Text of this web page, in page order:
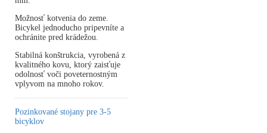
Možnosť kotvenia do zeme.
Bicykel jednoducho pripevníte a
ochránite pred krádežou.
Stabilná konštrukcia, vyrobená z
kvalitného kovu, ktorý zaisťuje
odolnosť voči poveternostným
vplyvom na mnoho rokov.
Pozinkované stojany pre 3-5
bicyklov